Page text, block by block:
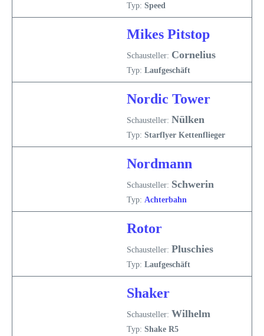
Typ: Speed
Mikes Pitstop
Schausteller: Cornelius
Typ: Laufgeschäft
Nordic Tower
Schausteller: Nülken
Typ: Starflyer Kettenflieger
Nordmann
Schausteller: Schwerin
Typ: Achterbahn
Rotor
Schausteller: Pluschies
Typ: Laufgeschäft
Shaker
Schausteller: Wilhelm
Typ: Shake R5